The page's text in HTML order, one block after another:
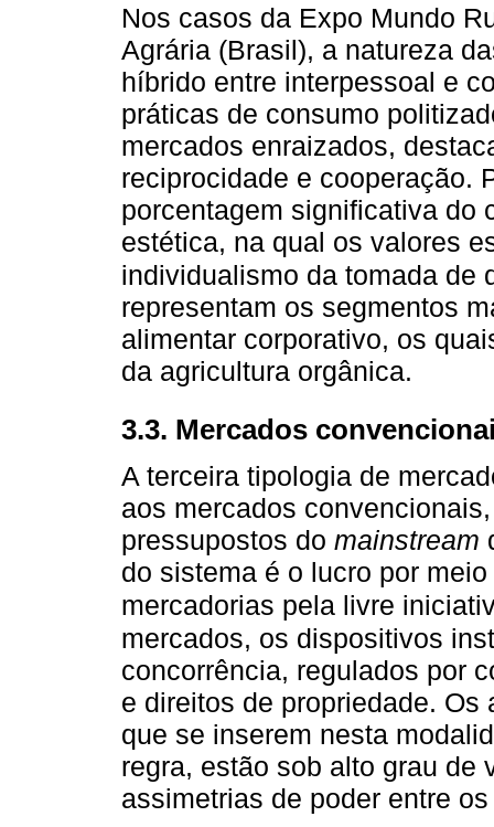
Nos casos da Expo Mundo
Agrária (Brasil), a natureza
híbrido entre interpessoal e
práticas de consumo
mercados enraizados,
reciprocidade e cooperação.
porcentagem significativa do
estética, na qual os valores
individualismo da tomada de
representam os segmentos
alimentar corporativo, os
da agricultura orgânica.
3.3. Mercados
A terceira tipologia de
aos mercados
pressupostos do mainstream
do sistema é o lucro por
mercadorias pela livre
mercados, os dispositivos
concorrência, regulados por
e direitos de propriedade.
que se inserem nesta
regra, estão sob alto grau de
assimetrias de poder entre